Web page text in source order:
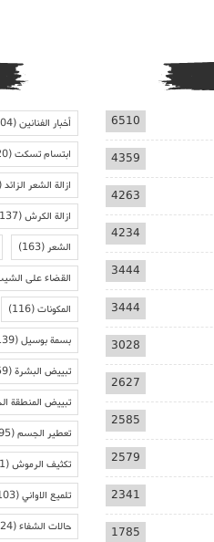
6510
4359
4263
4234
3444
3444
3028
2627
2585
2579
2341
1785
أخبار الفنانين(104)
ابتسام تسكت(120)
ازالة الشعر الزائد(151)
ازالة الكرش(137)
الشعر(163)
القضاء على
المكونات(116)
بسمة بوسيل(139)
تبييض البشرة(559)
تبييض المنطقة
تعطير الجسم(95)
تكثيف الرموش(101)
تلميع الاواني(103)
حالات الشفاء(124)